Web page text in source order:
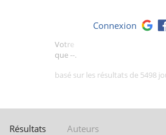
Votre score est meilleur que --
que --.
basé sur les résultats de 5498
Connexion
Résultats Auteurs